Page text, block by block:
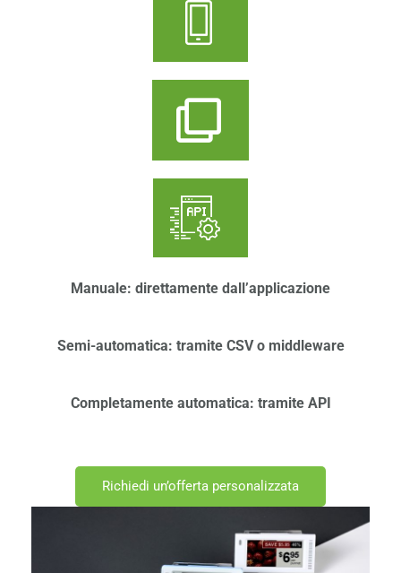
Manuale: direttamente dall’applicazione
Semi-automatica: tramite CSV o middleware
Completamente automatica: tramite API
Richiedi un’offerta personalizzata